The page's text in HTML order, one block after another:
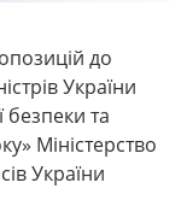
до
України
безпеки та
Міністерство
України